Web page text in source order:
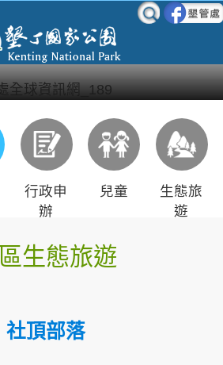
行政申
辦
兒童
生態旅
遊
生態旅遊
社頂部落